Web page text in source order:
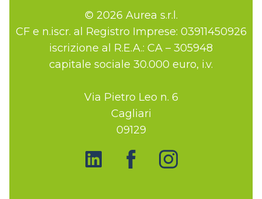
© 2026 Aurea s.r.l.
CF e n.iscr. al Registro Imprese: 03911450926
iscrizione al R.E.A.: CA – 305948
capitale sociale 30.000 euro, i.v.
Via Pietro Leo n. 6
Cagliari
09129